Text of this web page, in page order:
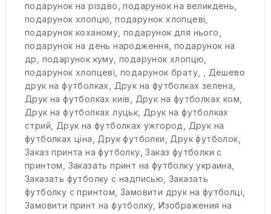
подарунок на різдво,подарунок на великдень,
подарунок хлопцю,подарунок хлопцеві,
подарунок коханому,подарунок для нього,
подарунок на день народження,подарунок на
др, подарунок куму,подарунок хлопцю,
подарунок хлопцеві,подарунок брату, , Дешево
друк на футболках, Друк на футболках зелена,
Друк на футболках київ, Друк на футболках ком,
Друк на футболках луцьк,Друк на футболках
стрий, Друк на футболках ужгород, Друк на
футболках ціна,Друк футболки,Друк футболок,
Заказ принта на футболку,Заказ футболки с
принтом, Заказать принт на футболку украина,
Заказать футболку с надписью,Заказать
футболку с принтом,Замовити друк на футболці,
Замовити принт на футболку,Изображения на